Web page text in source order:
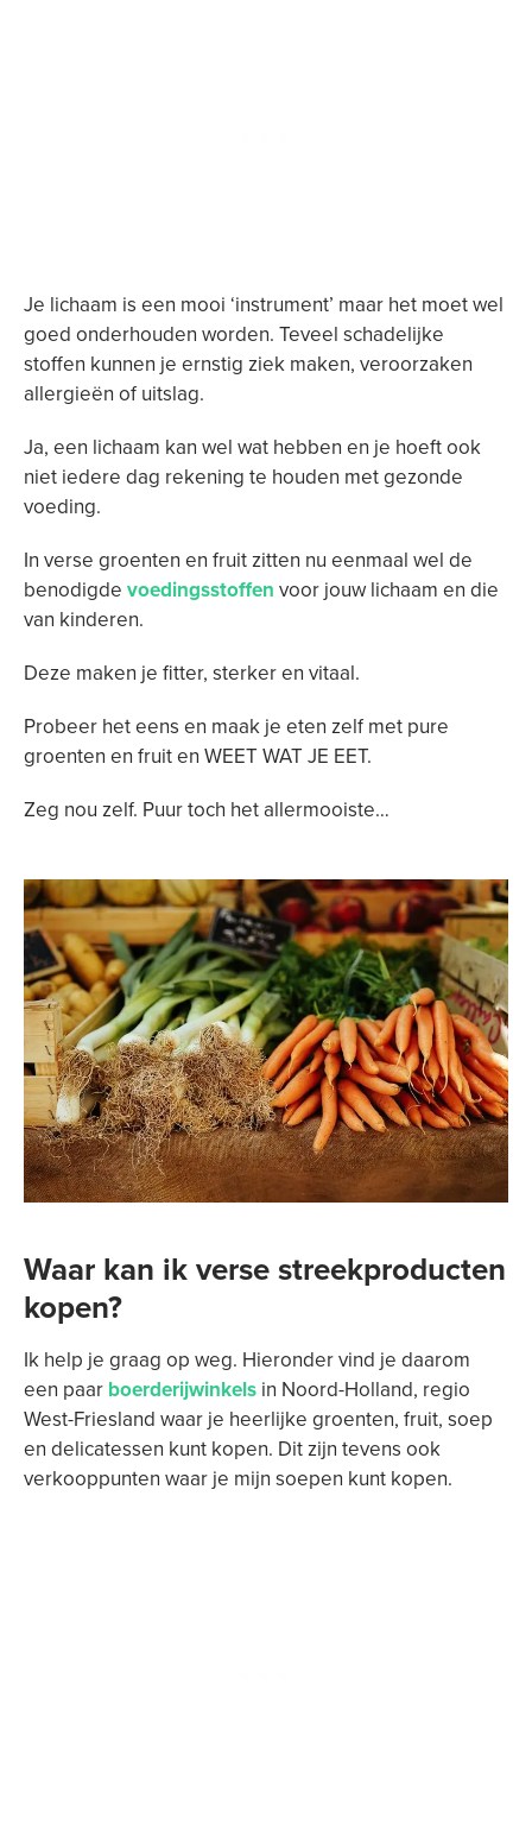
Je lichaam is een mooi ‘instrument’ maar het moet wel
goed onderhouden worden. Teveel schadelijke
stoffen kunnen je ernstig ziek maken, veroorzaken
allergieën of uitslag.
Ja, een lichaam kan wel wat hebben en je hoeft ook
niet iedere dag rekening te houden met gezonde
voeding.
In verse groenten en fruit zitten nu eenmaal wel de
benodigde voedingsstoffen voor jouw lichaam en die
van kinderen.
Deze maken je fitter, sterker en vitaal.
Probeer het eens en maak je eten zelf met pure
groenten en fruit en WEET WAT JE EET.
Zeg nou zelf. Puur toch het allermooiste…
Waar kan ik verse streekproducten
kopen?
Ik help je graag op weg. Hieronder vind je daarom
een paar boerderijwinkels in Noord-Holland, regio
West-Friesland waar je heerlijke groenten, fruit, soep
en delicatessen kunt kopen. Dit zijn tevens ook
verkooppunten waar je mijn soepen kunt kopen.